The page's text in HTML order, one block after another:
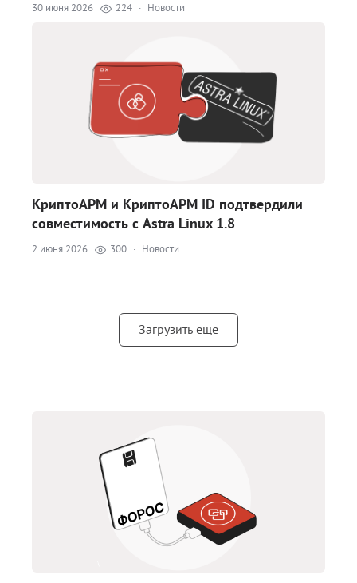
30 июня 2026 224 · Новости
КриптоАРМ и КриптоАРМ ID подтвердили
совместимость с Astra Linux 1.8
2 июня 2026 300 · Новости
Загрузить еще